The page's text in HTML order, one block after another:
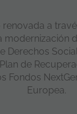
renovada a
modernización
Derechos
de
Fondos
Europea.